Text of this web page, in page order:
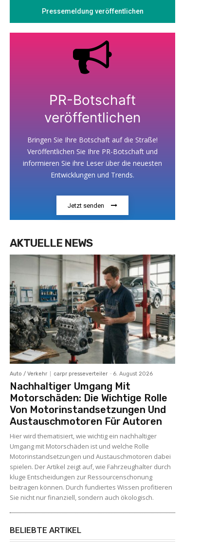
Pressemeldung veröffentlichen
PR-Botschaft
veröffentlichen
Bringen Sie Ihre Botschaft auf die Straße!
Veröffentlichen Sie Ihre PR-Botschaft und
informieren Sie ihre Leser über die neuesten
Entwicklungen und Trends.
Jetzt senden
AKTUELLE NEWS
Auto / Verkehr carpr presseverteiler - 6. August 2026
Nachhaltiger Umgang Mit
Motorschäden: Die Wichtige Rolle
Von Motorinstandsetzungen Und
Austauschmotoren Für Autoren
Hier wird thematisiert, wie wichtig ein nachhaltiger
Umgang mit Motorschäden ist und welche Rolle
Motorinstandsetzungen und Austauschmotoren dabei
spielen. Der Artikel zeigt auf, wie Fahrzeughalter durch
kluge Entscheidungen zur Ressourcenschonung
beitragen können. Durch fundiertes Wissen profitieren
Sie nicht nur finanziell, sondern auch ökologisch.
BELIEBTE ARTIKEL